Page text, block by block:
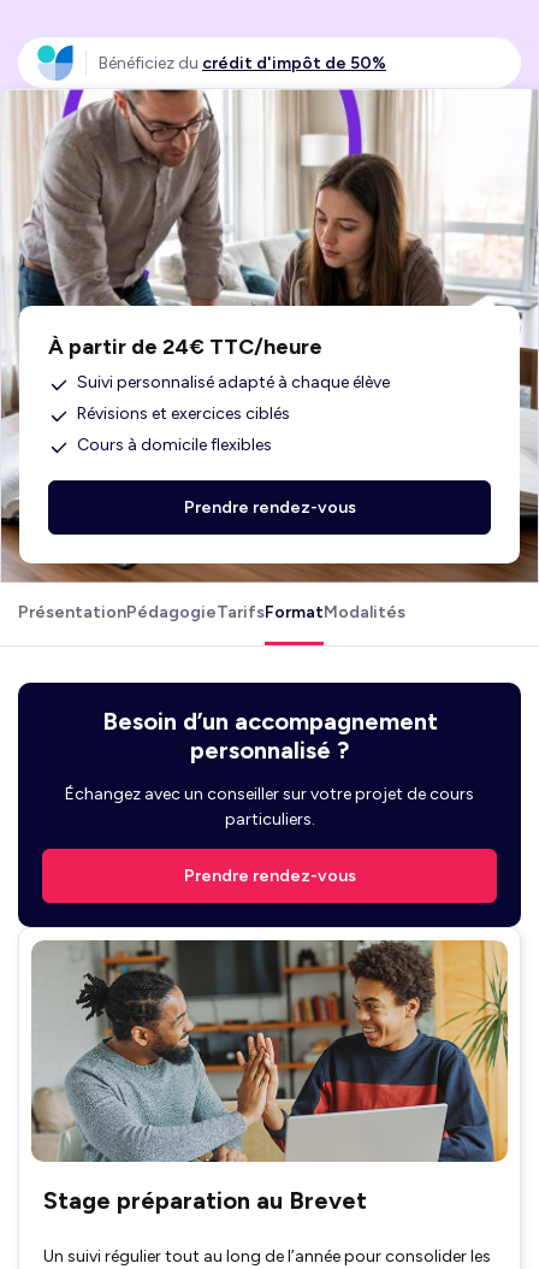
Bénéficiez du crédit d'impôt de 50%
À partir de 24€ TTC/heure
Suivi personnalisé adapté à chaque élève
Révisions et exercices ciblés
Cours à domicile flexibles
Prendre rendez-vous
PrésentationPédagogieTarifsFormatModalités
Besoin d’un accompagnement
personnalisé ?
Échangez avec un conseiller sur votre projet de cours
particuliers.
Prendre rendez-vous
Stage préparation au Brevet
Un suivi régulier tout au long de l’année pour consolider les